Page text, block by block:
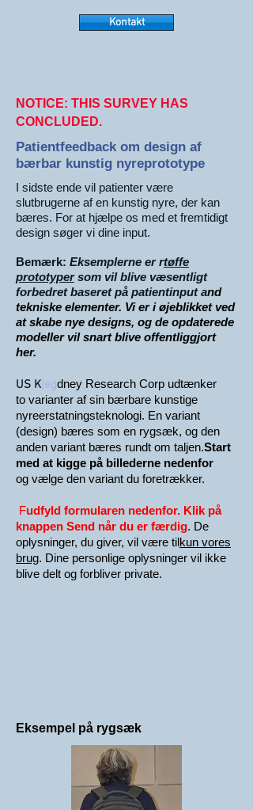
Kontakt
NOTICE: THIS SURVEY HAS
CONCLUDED.
Patientfeedback om design af
bærbar kunstig nyreprototype
I sidste ende vil patienter være
slutbrugerne af en kunstig nyre, der kan
bæres. For at hjælpe os med et fremtidigt
design søger vi dine input.
Bemærk: Eksemplerne er rtøffe
prototypersom vil blive væsentligt
forbedret baseret på patientinput and
tekniske elementer. Vi er i øjeblikket ved
at skabe nye designs, og de opdaterede
modeller vil snart blive offentliggjort
her.
US K jegdney Research Corp udtænker
to varianter af sin bærbare kunstige
nyreerstatningsteknologi. En variant
(design) bæres som en rygsæk, og den
anden variant bæres rundt om taljen.Start
med at kigge på billederne nedenfor
og vælge den variant du foretrækker.
Fudfyld formularen nedenfor. Klik på
knappen Send når du er færdig. De
oplysninger, du giver, vil være tilkun vores
brug. Dine personlige oplysninger vil ikke
blive delt og forbliver private.
Eksempel på rygsæk